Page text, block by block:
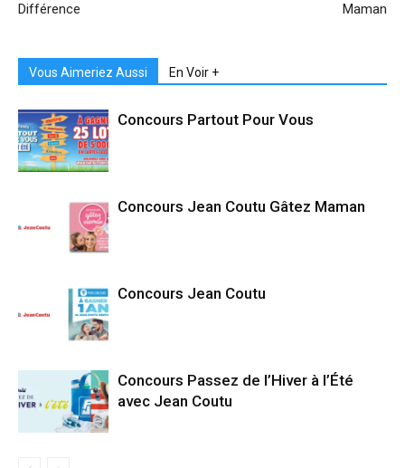
Différence
Maman
Vous Aimeriez Aussi En Voir +
Concours Partout Pour Vous
Concours Jean Coutu Gâtez Maman
Concours Jean Coutu
Concours Passez de l’Hiver à l’Été
avec Jean Coutu